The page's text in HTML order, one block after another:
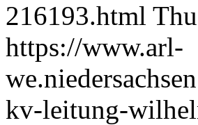
216193.html
https://www.arl-
kv-leitung-